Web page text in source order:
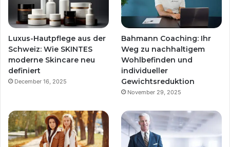
Luxus-Hautpflege aus der
Schweiz: Wie SKINTES
moderne Skincare neu
definiert
December 16, 2025
Bahmann Coaching: Ihr
Weg zu nachhaltigem
Wohlbefinden und
individueller
Gewichtsreduktion
November 29, 2025